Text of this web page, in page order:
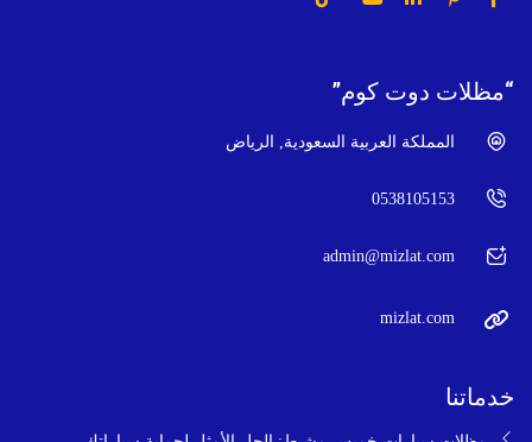
“مظلات دوت كوم”
المملكة العربية السعودية, الرياض
0538105153
admin@mizlat.com
mizlat.com
خدماتنا